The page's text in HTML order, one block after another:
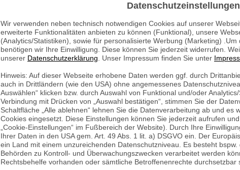
Datenschutzeinstellungen
Wir verwenden neben technisch notwendigen Cookies auf unserer
erweiterte Funktionalitäten anbieten zu können (Funktional), unsere
(Analytics/Statistiken), sowie für personalisierte Werbung (Marketing) .Um
benötigen wir Ihre Einwilligung. Diese können Sie jederzeit widerrufen.
unserer Datenschutzerklärung . Unser Impressum finden Sie unter
Hinweis: Auf dieser Webseite erhobene Daten werden ggf. durch
auch in Drittländern (wie den USA) ohne angemessenes
Auswählen“ klicken bzw. durch Auswahl von Funktional und/oder
Verbindung mit Drücken von „Auswahl bestätigen“, stimmen Sie der
Schaltfläche „Alle ablehnen“ lehnen Sie die Datenverarbeitung ab und es
Cookies eingesetzt. Diese Einstellungen können Sie jederzeit aufrufen
„Cookie-Einstellungen“ im Fußbereich der Website). Durch Ihre
Ihrer Daten in den USA gem. Art. 49 Abs. 1 lit. a) DSGVO ein. Der
ein Land mit einem unzureichenden Datenschutzniveau. Es besteht
Behörden zu Kontroll- und Überwachungszwecken verarbeitet werden
Rechtsbehelfe vorhanden oder sämtliche Betroffenenrechte durchsetzbar